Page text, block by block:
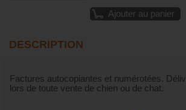
Ajouter au panier
DESCRIPTION
Factures autocopiantes et numérotées.
lors de toute vente de chien ou de chat.